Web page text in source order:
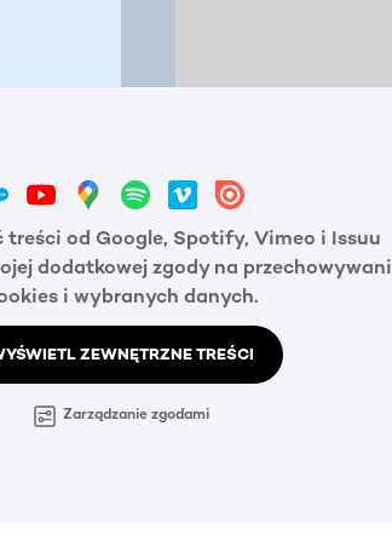
od Google, Spotify, Vimeo i Issuu
dodatkowej zgody na
i wybranych danych.
ZEWNĘTRZNE TREŚCI
Zarządzanie zgodami